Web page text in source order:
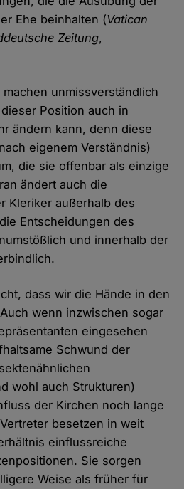
Ehe beinhalten (Vatican
Zeitung,
unmissverständlich
Position auch in
ändern kann, denn diese
eigenem Verständnis)
die sie offenbar als einzige
ändert auch die
Kleriker außerhalb des
Entscheidungen des
und innerhalb der
dass wir die Hände in den
wenn inzwischen sogar
eingesehen
Schwund der
wohl auch Strukturen)
der Kirchen noch lange
besetzen in weit
einflussreiche
Sie sorgen
Weise als früher für